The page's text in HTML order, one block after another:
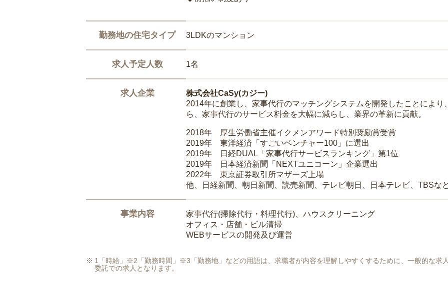
勤務地の住宅タイプ 3LDKのマンション
求人予定人数 1名
求人企業
株式会社CaSy(カジー)
2014年に創業し、家事代行のマッチングシステムを開発したことによ
ら、家事代行のサービス料金を大幅に減らし、業界の革新に貢献。
2018年 厚生労働省主催イクメンアワード特別奨励賞受賞
2019年 東洋経済「すごいベンチャー100」に選出
2019年 日経DUAL「家事代行サービスランキング」第1位
2019年 日本経済新聞「NEXTユニコーン」企業選出
2022年 東京証券取引所マザーズ上場
他、日経新聞、朝日新聞、読売新聞、テレビ朝日、日本テレビ、TBSな
事業内容
家事代行(掃除代行・料理代行)、ハウスクリーニング
オフィス・店舗・ビル清掃
WEBサービスの開発及び運営
1「時給」※2「勤務時間」※3「勤務地」などの用語は、求職者が内容を理解しやすくするために、一般的な求
委託での求人となります。